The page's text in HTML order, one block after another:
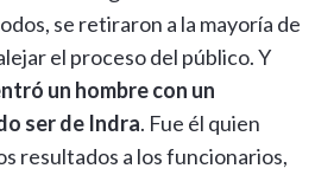
se retiraron a la mayoría de
el proceso del público. Y
un hombre con un
ser de Indra. Fue él quien
resultados a los funcionarios,